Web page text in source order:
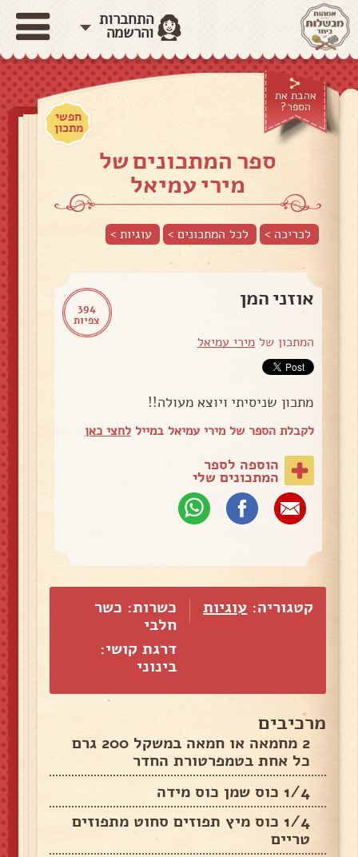
התחברות
והרשמה
אהבת את
הספר?
חפשי
מתכון
ספר המתכונים של
מירי עמיאל
לכריכה > לכל המתכונים > עוגיות>
394
צפיות
אוזני המן
המתכון שלמירי עמיאל
מתכון שניסיתי ויוצא מעולה!!
לקבלת הספר של מירי עמיאל במייללחצי כאן
הוספה לספר
המתכונים שלי
קטגוריה: עוגיות
כשרות: כשר
חלבי
דרגת קושי:
בינוני
מרכיבים
2 מחמאה או חמאה במשקל 200 גרם
כל אחת בטמפרטורת החדר
1/4 כוס שמן כוס מידה
1/4 כוס מיץ תפוזים סחוט מתפוזים
טריים